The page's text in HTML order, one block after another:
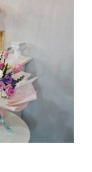
부산 국비지원학원, 플로리스트 꽃다발수업